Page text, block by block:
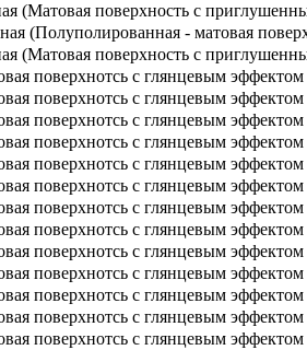
(Матовая поверхность с
(Полуполированная - матовая
(Матовая поверхность с
поверхнотсь с глянцевым эффектом
поверхнотсь с глянцевым эффектом
поверхнотсь с глянцевым эффектом
поверхнотсь с глянцевым эффектом
поверхнотсь с глянцевым эффектом
поверхнотсь с глянцевым эффектом
поверхнотсь с глянцевым эффектом
поверхнотсь с глянцевым эффектом
поверхнотсь с глянцевым эффектом
поверхнотсь с глянцевым эффектом
поверхнотсь с глянцевым эффектом
поверхнотсь с глянцевым эффектом
поверхнотсь с глянцевым эффектом